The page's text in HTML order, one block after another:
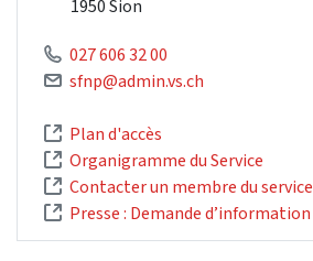
1950 Sion
027 606 32 00
sfnp@admin.vs.ch
Plan d'accès
Organigramme du Service
Contacter un membre du service
Presse : Demande d’information